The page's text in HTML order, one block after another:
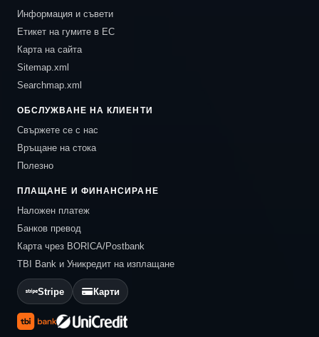
Информация и съвети
Етикет на гумите в ЕС
Карта на сайта
Sitemap.xml
Searchmap.xml
ОБСЛУЖВАНЕ НА КЛИЕНТИ
Свържете се с нас
Връщане на стока
Полезно
ПЛАЩАНЕ И ФИНАНСИРАНЕ
Наложен платеж
Банков превод
Карта чрез BORICA/Postbank
TBI Bank и Уникредит на изплащане
Stripe Карти